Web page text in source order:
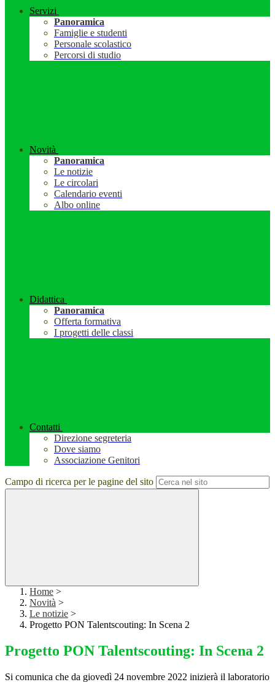
Servizi
Panoramica
Famiglie e studenti
Personale scolastico
Percorsi di studio
Novità
Panoramica
Le notizie
Le circolari
Calendario eventi
Albo online
Didattica
Panoramica
Offerta formativa
I progetti delle classi
Contatti
Direzione segreteria
Dove siamo
Associazione Genitori
Campo di ricerca per le pagine del sito
Home >
Novità >
Le notizie >
Progetto PON Talentscouting: In Scena 2
Progetto PON Talentscouting: In Scena 2
Si comunica che da giovedì 24 novembre 2022 inizierà il laboratorio